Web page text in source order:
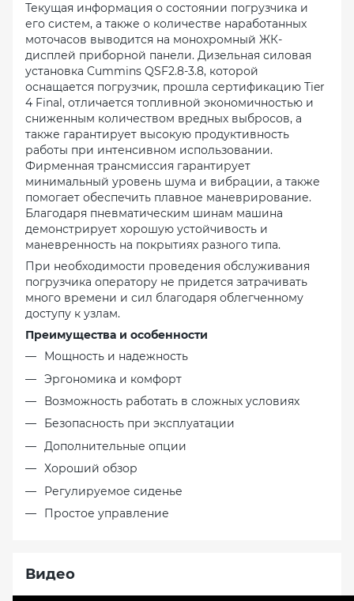
Текущая информация о состоянии погрузчика и
его систем, а также о количестве наработанных
моточасов выводится на монохромный ЖК-
дисплей приборной панели. Дизельная силовая
установка Cummins QSF2.8-3.8, которой
оснащается погрузчик, прошла сертификацию Tier
4 Final, отличается топливной экономичностью и
сниженным количеством вредных выбросов, а
также гарантирует высокую продуктивность
работы при интенсивном использовании.
Фирменная трансмиссия гарантирует
минимальный уровень шума и вибрации, а также
помогает обеспечить плавное маневрирование.
Благодаря пневматическим шинам машина
демонстрирует хорошую устойчивость и
маневренность на покрытиях разного типа.
При необходимости проведения обслуживания
погрузчика оператору не придется затрачивать
много времени и сил благодаря облегченному
доступу к узлам.
Преимущества и особенности
Мощность и надежность
Эргономика и комфорт
Возможность работать в сложных условиях
Безопасность при эксплуатации
Дополнительные опции
Хороший обзор
Регулируемое сиденье
Простое управление
Видео